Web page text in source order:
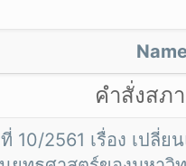
คำสั่งสภ
10/2561 เรื่อง เปลี่